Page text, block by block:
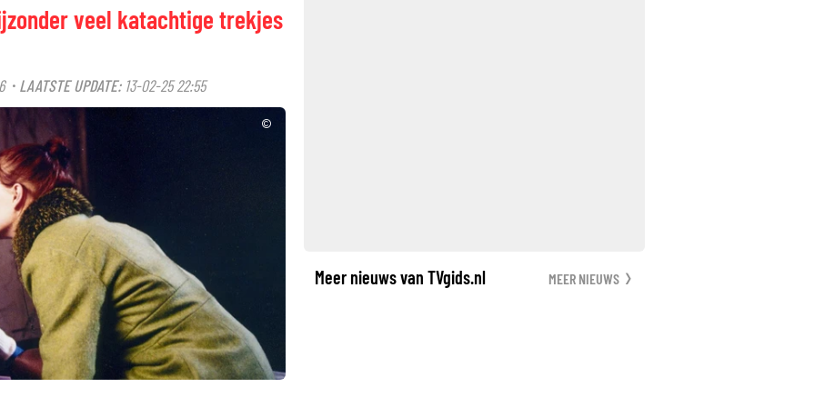
veel katachtige trekjes
· LAATSTE UPDATE: 13-02-25 22:55
©
Meer nieuws van TVgids.nl MEER NIEUWS